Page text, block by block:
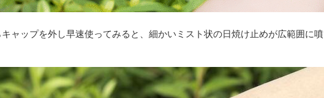
ャップを外し早速使ってみると、細かいミスト状の日焼け止めが広範囲に噴